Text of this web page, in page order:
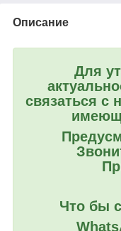
Описание
Для
связаться с
Что бы